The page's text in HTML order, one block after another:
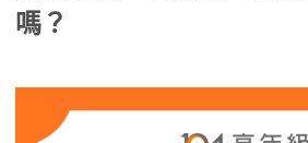
嗎？